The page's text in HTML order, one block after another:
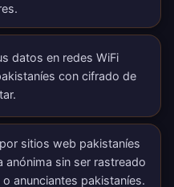
.
datos en redes WiFi
con cifrado de
sitios web pakistaníes
anónima sin ser rastreado
o anunciantes pakistaníes.